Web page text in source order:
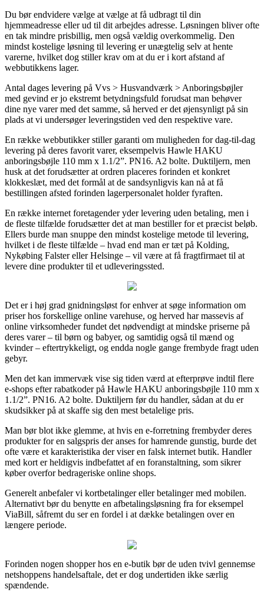
Du bør endvidere vælge at vælge at få udbragt til din
hjemmeadresse eller ud til dit arbejdes adresse. Løsningen bliver ofte
en tak mindre prisbillig, men også vældig overkommelig. Den
mindst kostelige løsning til levering er unægtelig selv at hente
varerne, hvilket dog stiller krav om at du er i kort afstand af
webbutikkens lager.
Antal dages levering på Vvs > Husvandværk > Anboringsbøjler
med gevind er jo ekstremt betydningsfuld forudsat man behøver
dine nye varer med det samme, så herved er det øjensynligt på sin
plads at vi undersøger leveringstiden ved den respektive vare.
En række webbutikker stiller garanti om muligheden for dag-til-dag
levering på deres favorit varer, eksempelvis Hawle HAKU
anboringsbøjle 110 mm x 1.1/2”. PN16. A2 bolte. Duktiljern, men
husk at det forudsætter at ordren placeres forinden et konkret
klokkeslæt, med det formål at de sandsynligvis kan nå at få
bestillingen afsted forinden lagerpersonalet holder fyraften.
En række internet foretagender yder levering uden betaling, men i
de fleste tilfælde forudsætter det at man bestiller for et præcist beløb.
Ellers burde man snuppe den mindst kostelige metode til levering,
hvilket i de fleste tilfælde – hvad end man er tæt på Kolding,
Nykøbing Falster eller Helsinge – vil være at få fragtfirmaet til at
levere dine produkter til et udleveringssted.
Det er i høj grad gnidningsløst for enhver at søge information om
priser hos forskellige online varehuse, og herved har massevis af
online virksomheder fundet det nødvendigt at mindske priserne på
deres varer – til børn og babyer, og samtidig også til mænd og
kvinder – eftertrykkeligt, og endda nogle gange frembyde fragt uden
gebyr.
Men det kan immervæk vise sig tiden værd at efterprøve indtil flere
e-shops efter rabatkoder på Hawle HAKU anboringsbøjle 110 mm x
1.1/2”. PN16. A2 bolte. Duktiljern før du handler, sådan at du er
skudsikker på at skaffe sig den mest betalelige pris.
Man bør blot ikke glemme, at hvis en e-forretning frembyder deres
produkter for en salgspris der anses for hamrende gunstig, burde det
ofte være et karakteristika der viser en falsk internet butik. Handler
med kort er heldigvis indbefattet af en foranstaltning, som sikrer
køber overfor bedrageriske online shops.
Generelt anbefaler vi kortbetalinger eller betalinger med mobilen.
Alternativt bør du benytte en afbetalingsløsning fra for eksempel
ViaBill, såfremt du ser en fordel i at dække betalingen over en
længere periode.
Forinden nogen shopper hos en e-butik bør de uden tvivl gennemse
netshoppens handelsaftale, det er dog undertiden ikke særlig
spændende.